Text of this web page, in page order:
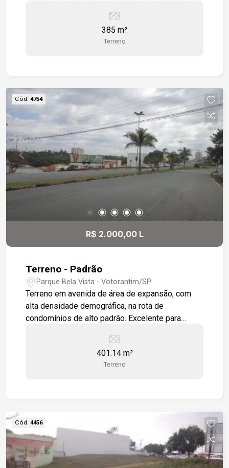
385 m²
Terreno
Cód. 4754
R$ 2.000,00 L
Terreno - Padrão
Parque Bela Vista - Votorantim/SP
Terreno em avenida de área de expansão, com
alta densidade demográfica, na rota de
condomínios de alto padrão. Excelente para
401.14 m²
Terreno
Cód. 4456